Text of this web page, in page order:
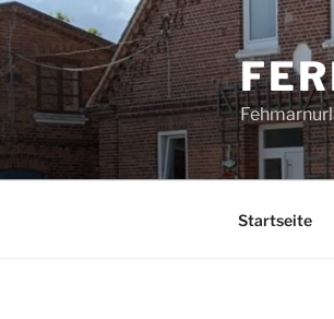
Zum
Inhalt
springen
Startseite